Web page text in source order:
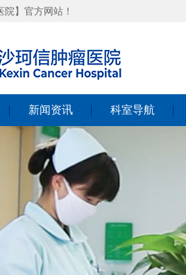
】官方网站！
新闻资讯 科室导航